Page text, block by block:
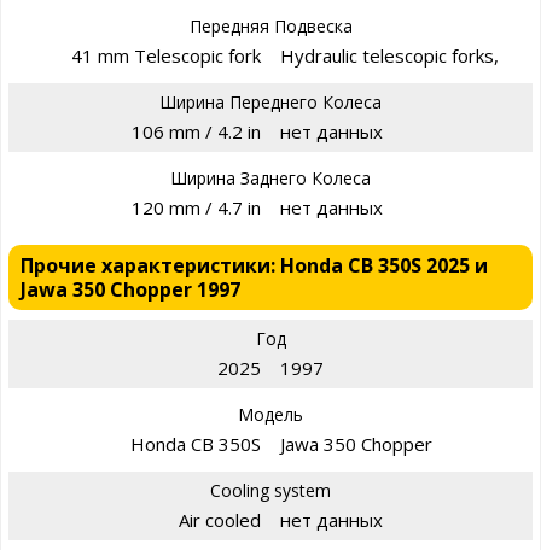
Передняя Подвеска
41 mm Telescopic fork Hydraulic telescopic forks,
Ширина Переднего Колеса
106 mm / 4.2 in нет данных
Ширина Заднего Колеса
120 mm / 4.7 in нет данных
Прочие характеристики: Honda CB 350S 2025 и
Jawa 350 Chopper 1997
Год
2025 1997
Модель
Honda CB 350S Jawa 350 Chopper
Cooling system
Air cooled нет данных